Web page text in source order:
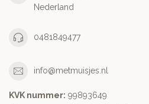
Nederland
0481849477
info@metmuisjes.nl
KVK nummer: 99893649